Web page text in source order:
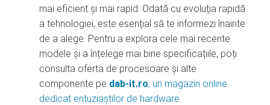
mai eficient și mai rapid. Odată cu evoluția rapidă
a tehnologiei, este esențial să te informezi înainte
de a alege. Pentru a explora cele mai recente
modele și a înțelege mai bine specificațiile, poți
consulta oferta de procesoare și alte
componente pe dab-it.ro, un magazin online
dedicat entuziaștilor de hardware.